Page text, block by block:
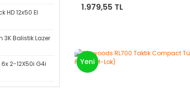
HD 12x50 El
3K Balistik Lazer
2-12X50i G4i
1.979,55 TL
Yeni